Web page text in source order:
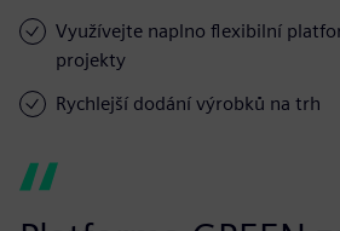
Využívejte naplno flexibilní
projekty
Rychlejší dodání výrobků na trh